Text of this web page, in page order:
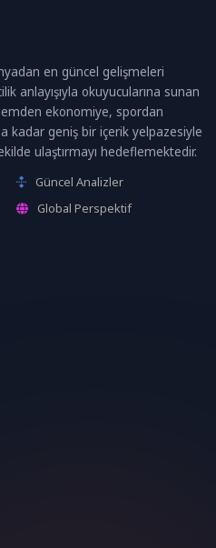
en güncel gelişmeleri
anlayışıyla okuyucularına sunan
ekonomiye, spordan
kadar geniş bir içerik yelpazesiyle
ulaştırmayı hedeflemektedir.
Güncel Analizler
Global Perspektif